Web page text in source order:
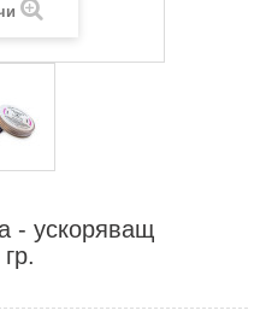
- ускоряващ